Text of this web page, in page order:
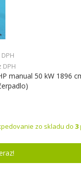
DPH
DPH
manual 50 kW 1896
zo skladu do 3